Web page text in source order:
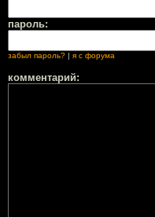
пароль:
забыл пароль? я с форума
комментарий: